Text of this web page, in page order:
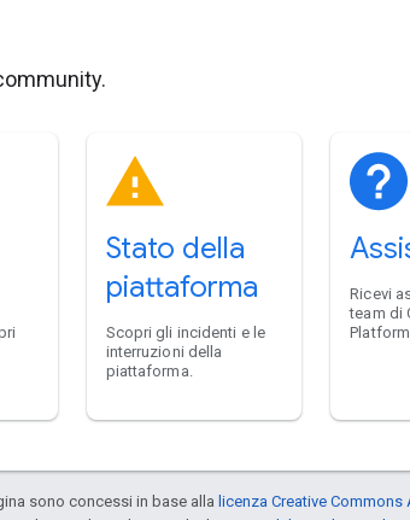
Stato della
piattaforma
Scopri gli incidenti e le
interruzioni della
piattaforma.
Ricevi
team di
sono concessi in base alla licenza Creative